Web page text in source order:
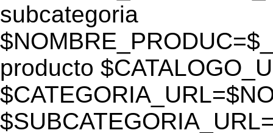
subcategoria
producto